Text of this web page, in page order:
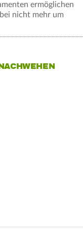
ermöglichen
nicht mehr um